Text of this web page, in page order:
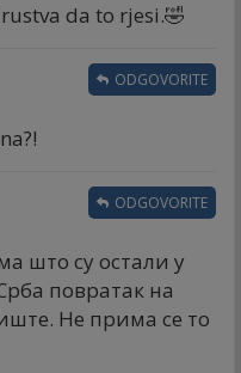
da to rjesi.🤣
ODGOVORITE
што су остали у
повратак на
Не прима се то
ODGOVORITE